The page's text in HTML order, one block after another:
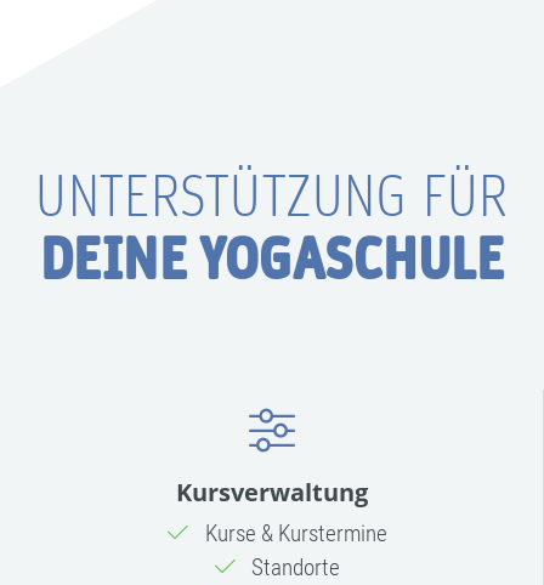
UNTERSTÜTZUNG FÜR
DEINE YOGASCHULE
Kursverwaltung
Kurse & Kurstermine
Standorte